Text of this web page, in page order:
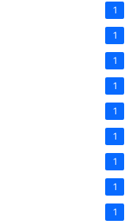
1
1
1
1
1
1
1
1
1